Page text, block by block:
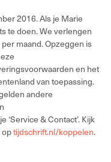
2016. Als je Marie
te doen. We verlengen
maand. Opzeggen is
en het
van toepassing.
andere
‘Service & Contact’. Kijk
tijdschrift.nl/koppelen.